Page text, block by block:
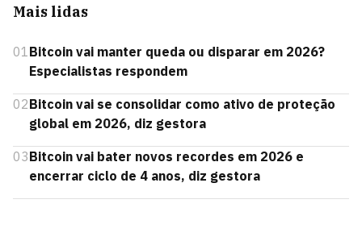
Mais lidas
01Bitcoin vai manter queda ou disparar em 2026?
Especialistas respondem
02Bitcoin vai se consolidar como ativo de proteção
global em 2026, diz gestora
03Bitcoin vai bater novos recordes em 2026 e
encerrar ciclo de 4 anos, diz gestora